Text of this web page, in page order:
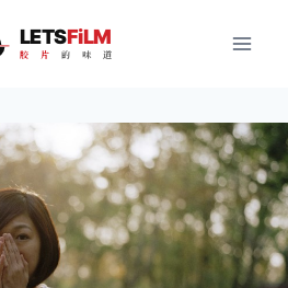
LETSFiLM
胶 片 的 味 道